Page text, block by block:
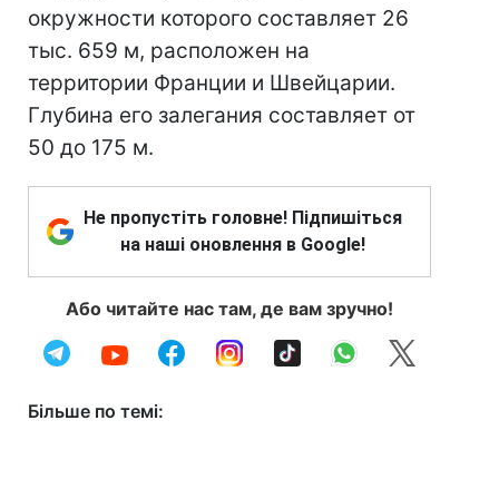
окружности которого составляет 26
тыс. 659 м, расположен на
территории Франции и Швейцарии.
Глубина его залегания составляет от
50 до 175 м.
Не пропустіть головне! Підпишіться
на наші оновлення в Google!
Або читайте нас там, де вам зручно!
Більше по темі: